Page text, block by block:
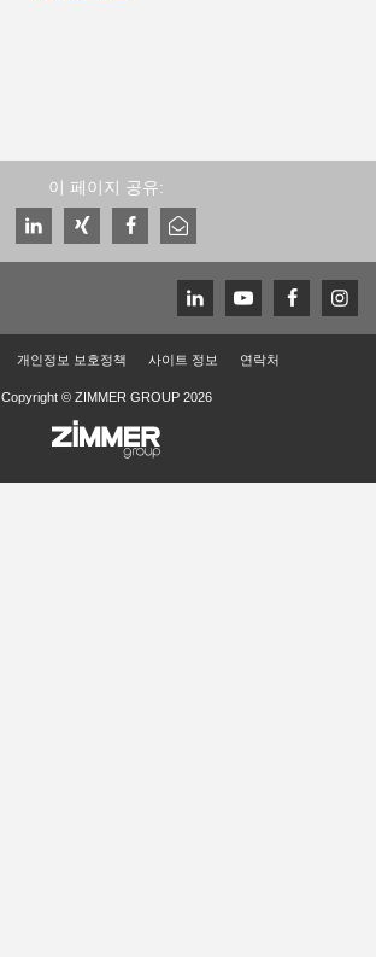
이 페이지 공유:
개인정보 보호정책 사이트 정보 연락처
Copyright © ZIMMER GROUP 2026